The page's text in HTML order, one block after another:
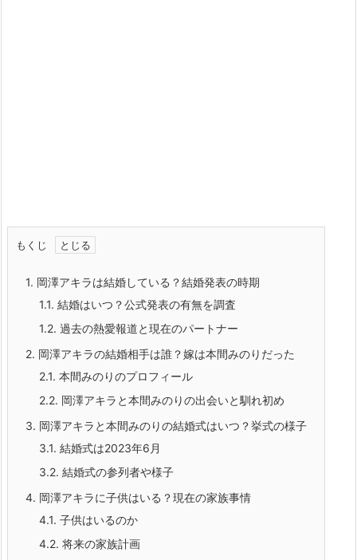
もくじ
1. 岡澤アキラは結婚している？結婚発表の時期
1.1. 結婚はいつ？公式発表の有無を調査
1.2. 過去の熱愛報道と現在のパートナー
2. 岡澤アキラの結婚相手は誰？嫁は本間みのりだった
2.1. 本間みのりのプロフィール
2.2. 岡澤アキラと本間みのりの出会いと馴れ初め
3. 岡澤アキラと本間みのりの結婚式はいつ？挙式の様子
3.1. 結婚式は2023年6月
3.2. 結婚式の参列者や様子
4. 岡澤アキラに子供はいる？現在の家族事情
4.1. 子供はいるのか
4.2. 将来の家族計画